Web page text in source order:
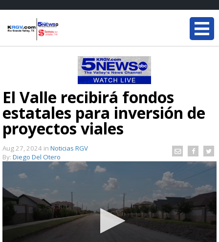
El Valle recibirá fondos
estatales para inversión de
proyectos viales
Aug 27, 2024 in Noticias RGV
By: Diego Del Otero